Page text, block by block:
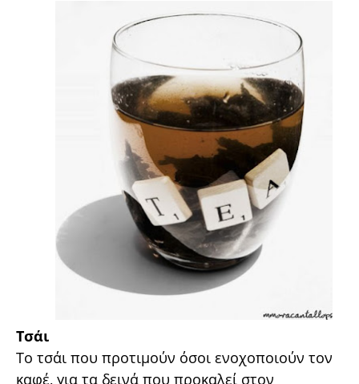
Τσάι
Το τσάι που προτιμούν όσοι ενοχοποιούν τον
καφέ, για τα δεινά που προκαλεί στον